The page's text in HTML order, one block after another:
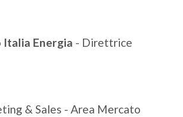
Italia Energia - Direttrice
& Sales - Area Mercato